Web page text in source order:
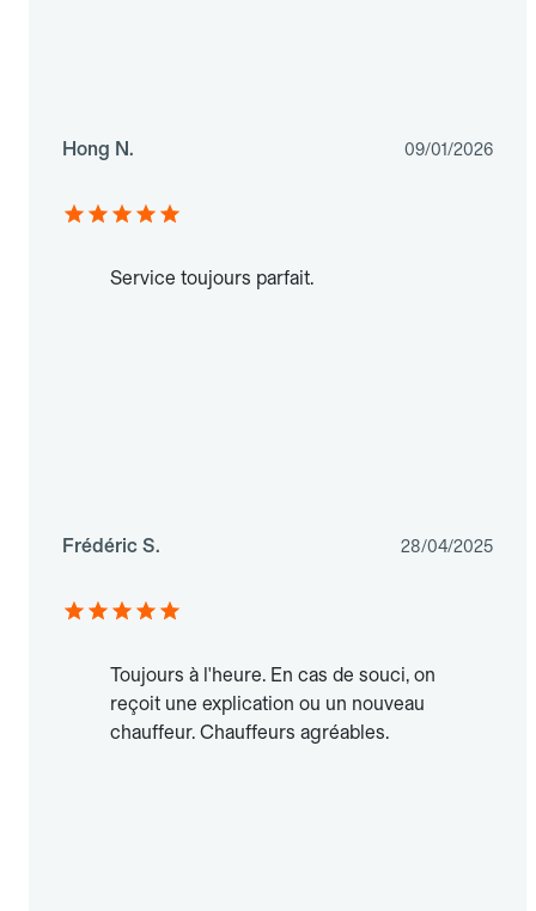
Hong N. 09/01/2026
Service toujours parfait.
Frédéric S. 28/04/2025
Toujours à l'heure. En cas de souci, on
reçoit une explication ou un nouveau
chauffeur. Chauffeurs agréables.